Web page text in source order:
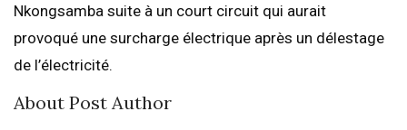
Nkongsamba suite à un court circuit qui aurait
provoqué une surcharge électrique après un délestage
de l’électricité.
About Post Author